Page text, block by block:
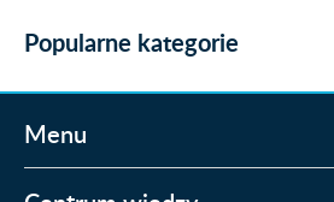
Popularne kategorie
Menu